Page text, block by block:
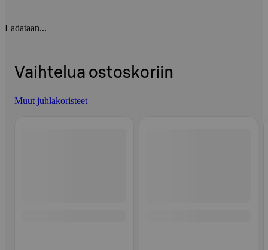
Ladataan...
Vaihtelua ostoskoriin
Muut juhlakoristeet